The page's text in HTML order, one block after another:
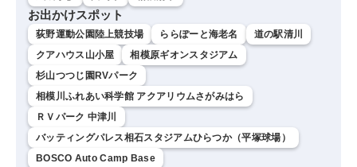
お出かけスポット
荻野運動公園陸上競技場 ららぽーと海老名
道の駅清川
クアハウス山小屋
相模原ギオンスタジアム
杉山つつじ園RVパーク
相模川ふれあい科学館 アクアリウムさがみはら
ＲＶパーク 中津川
バッティングパレス相石スタジアムひらつか（平塚球場）
BOSCO Auto Camp Base